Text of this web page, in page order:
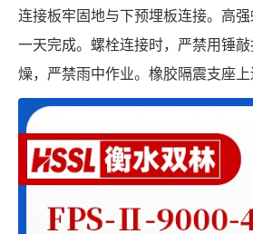
连接板牢固地与下预埋板连接。高
一天完成。螺栓连接时，严禁用锤
燥，严禁雨中作业。橡胶隔震支座